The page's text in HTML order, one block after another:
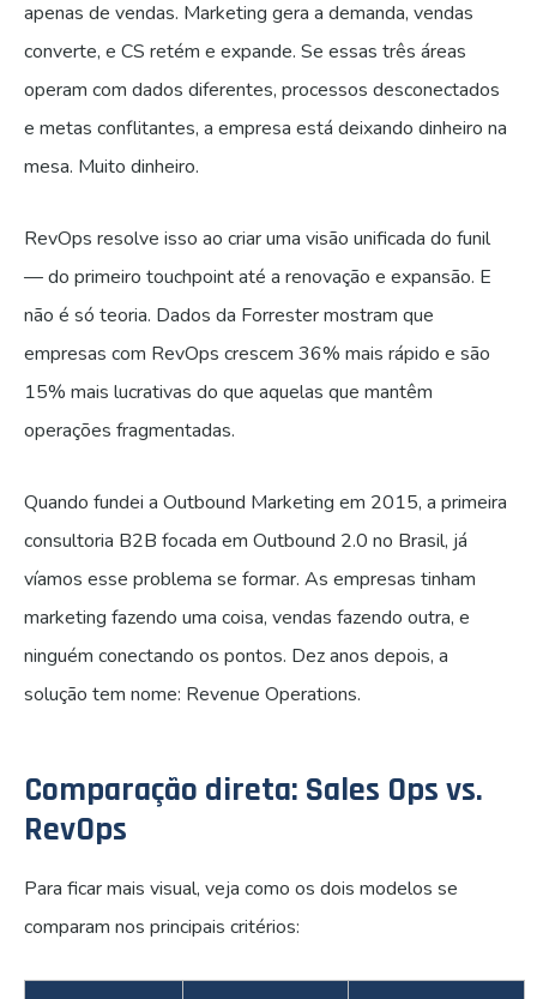
apenas de vendas. Marketing gera a demanda, vendas
converte, e CS retém e expande. Se essas três áreas
operam com dados diferentes, processos desconectados
e metas conflitantes, a empresa está deixando dinheiro na
mesa. Muito dinheiro.
RevOps resolve isso ao criar uma visão unificada do funil
— do primeiro touchpoint até a renovação e expansão. E
não é só teoria. Dados da Forrester mostram que
empresas com RevOps crescem 36% mais rápido e são
15% mais lucrativas do que aquelas que mantêm
operações fragmentadas.
Quando fundei a Outbound Marketing em 2015, a primeira
consultoria B2B focada em Outbound 2.0 no Brasil, já
víamos esse problema se formar. As empresas tinham
marketing fazendo uma coisa, vendas fazendo outra, e
ninguém conectando os pontos. Dez anos depois, a
solução tem nome: Revenue Operations.
Comparação direta: Sales Ops vs.
RevOps
Para ficar mais visual, veja como os dois modelos se
comparam nos principais critérios: